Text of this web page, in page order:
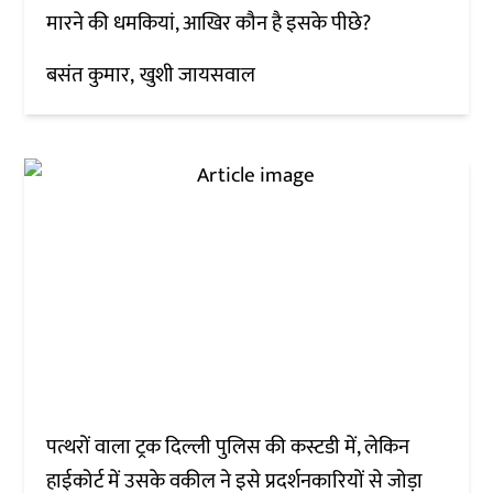
मारने की धमकियां, आखिर कौन है इसके पीछे?
बसंत कुमार खुशी जायसवाल
पत्थरों वाला ट्रक दिल्ली पुलिस की कस्टडी में, लेकिन
हाईकोर्ट में उसके वकील ने इसे प्रदर्शनकारियों से जोड़ा